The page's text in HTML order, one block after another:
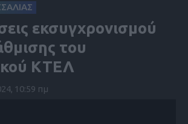
ΑΓΩΝ
εκσυγχρονισμού
του
ΚΤΕΛ
10:59 πμ